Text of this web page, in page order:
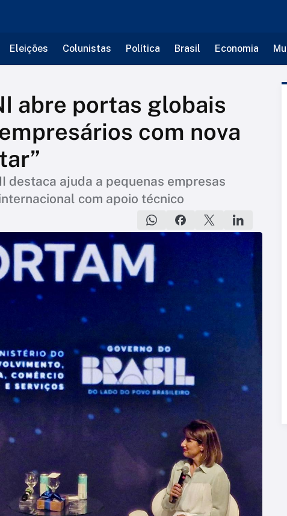
Eleições Colunistas Política Brasil Economia
abre portas globais
com nova
destaca ajuda a pequenas empresas
com apoio técnico